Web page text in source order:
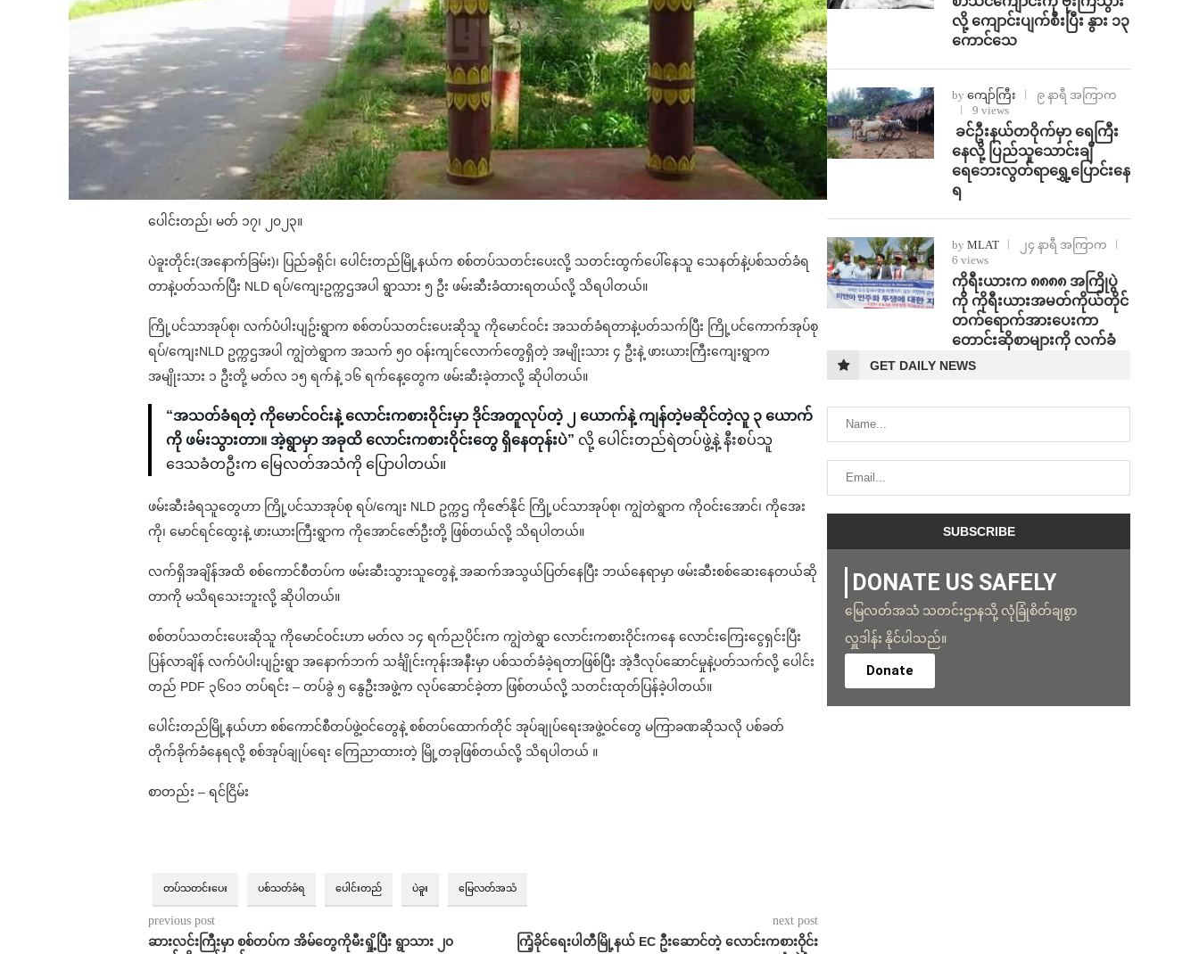
ပေါင်းတည်၊ မတ် ၁၇၊ ၂၀၂၃။
ပဲခူးတိုင်း(အနောက်ခြမ်း)၊ ပြည်ခရိုင်၊ ပေါင်းတည်မြို့နယ်က စစ်တပ်သတင်းပေးလို့ သတင်းထွက်ပေါ်နေသူ သေနတ်နဲ့ပစ်သတ်ခံရ
တာနဲ့ပတ်သက်ပြီး NLD ရပ်/ကျေးဥက္ကဌအပါ ရွာသား ၅ ဦး ဖမ်းဆီးခံထားရတယ်လို့ သိရပါတယ်။
ကြို့ပင်သာအုပ်စု၊ လက်ပံပါးပျဥ်းရွာက စစ်တပ်သတင်းပေးဆိုသူ ကိုမောင်ဝင်း အသတ်ခံရတာနဲ့ပတ်သက်ပြီး ကြို့ပင်ကောက်အုပ်စု
ရပ်/ကျေးNLD ဥက္ကဌအပါ ကျွဲတဲရွာက အသက် ၅၀ ဝန်းကျင်လောက်တွေရှိတဲ့ အမျိုးသား ၄ ဦးနဲ့ ဖားယားကြီးကျေးရွာက
အမျိုးသား ၁ ဦးတို့ မတ်လ ၁၅ ရက်နဲ့ ၁၆ ရက်နေ့တွေက ဖမ်းဆီးခဲ့တာလို့ ဆိုပါတယ်။
“အသတ်ခံရတဲ့ ကိုမောင်ဝင်းနဲ့ လောင်းကစားဝိုင်းမှာ ဒိုင်အတူလုပ်တဲ့ ၂ ယောက်နဲ့ ကျန်တဲ့မဆိုင်တဲ့လူ ၃ ယောက်
ကို ဖမ်းသွားတာ။ အဲ့ရွာမှာ အခုထိ လောင်းကစားဝိုင်းတွေ ရှိနေတုန်းပဲ” လို့ ပေါင်းတည်ရဲတပ်ဖွဲ့နဲ့ နီးစပ်သူ
ဒေသခံတဦးက မြေလတ်အသံကို ပြောပါတယ်။
ဖမ်းဆီးခံရသူတွေဟာ ကြို့ပင်သာအုပ်စု ရပ်/ကျေး NLD ဥက္ကဌ ကိုဇော်နိုင် ကြို့ပင်သာအုပ်စု၊ ကျွဲတဲရွာက ကိုဝင်းအောင်၊ ကိုအေး
ကို၊ မောင်ရင်ထွေးနဲ့ ဖားယားကြီးရွာက ကိုအောင်ဇော်ဦးတို့ ဖြစ်တယ်လို့ သိရပါတယ်။
လက်ရှိအချိန်အထိ စစ်ကောင်စီတပ်က ဖမ်းဆီးသွားသူတွေနဲ့ အဆက်အသွယ်ပြတ်နေပြီး ဘယ်နေရာမှာ ဖမ်းဆီးစစ်ဆေးနေတယ်ဆို
တာကို မသိရသေးဘူးလို့ ဆိုပါတယ်။
စစ်တပ်သတင်းပေးဆိုသူ ကိုမောင်ဝင်းဟာ မတ်လ ၁၄ ရက်ညပိုင်းက ကျွဲတဲရွာ လောင်းကစားဝိုင်းကနေ လောင်းကြေးငွေရှင်းပြီး
ပြန်လာချိန် လက်ပံပါးပျဥ်းရွာ အနောက်ဘက် သင်္ချိုင်းကုန်းအနီးမှာ ပစ်သတ်ခံခဲ့ရတာဖြစ်ပြီး အဲ့ဒီလုပ်ဆောင်မှုနဲ့ပတ်သက်လို့ ပေါင်း
တည် PDF ၃၆၀၁ တပ်ရင်း – တပ်ခွဲ ၅ နွေဦးအဖွဲ့က လုပ်ဆောင်ခဲ့တာ ဖြစ်တယ်လို့ သတင်းထုတ်ပြန်ခဲ့ပါတယ်။
ပေါင်းတည်မြို့နယ်ဟာ စစ်ကောင်စီတပ်ဖွဲ့ဝင်တွေနဲ့ စစ်တပ်ထောက်တိုင် အုပ်ချုပ်ရေးအဖွဲ့ဝင်တွေ မကြာခဏဆိုသလို ပစ်ခတ်
တိုက်ခိုက်ခံနေရလို့ စစ်အုပ်ချုပ်ရေး ကြေညာထားတဲ့ မြို့တခုဖြစ်တယ်လို့ သိရပါတယ် ။
စာတည်း – ရင်ငြိမ်း
တပ်သတင်းပေး ပစ်သတ်ခံရ ပေါင်းတည် ပဲခူး မြေလတ်အသံ
previous post
ဆားလင်းကြီးမှာ စစ်တပ်က အိမ်တွေကိုမီးရှို့ပြီး ရွာသား ၂၀
next post
ကြံ့ခိုင်ရေးပါတီမြို့နယ် EC ဦးဆောင်တဲ့ လောင်းကစားဝိုင်း
လို့ ကျောင်းပျက်စီးပြီး နွား ၁၃
ကောင်သေ
by ကျော်ကြီး
၉ နာရီ အကြာက
9 views
⁩ ⁨ခင်ဦးနယ်တဝိုက်မှာ ရေကြီး
နေလို့ ပြည်သူသောင်းချီ
ရေဘေးလွတ်ရာရွှေ့ပြောင်းနေ
ရ
by MLAT
၂၄ နာရီ အကြာက
6 views
ကိုရီးယားက ၈၈၈၈ အကြိုပွဲ
ကို ကိုရီးယားအမတ်ကိုယ်တိုင်
တက်ရောက်အားပေးကာ
တောင်းဆိုစာများကို လက်ခံ
GET DAILY NEWS
DONATE US SAFELY
မြေလတ်အသံ သတင်းဌာနသို့ လုံခြုံစိတ်ချစွာ
လှူဒါန်း နိုင်ပါသည်။
Donate